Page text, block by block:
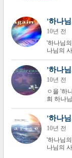
'하나
10년 전
'하나님
나님의 사
'하나
10년 전
ㅇ을 '하
희 하나
'하나
10년 전
'하나님
나님의 사